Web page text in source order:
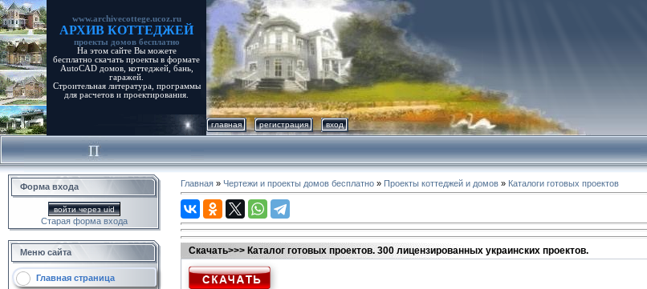
www.archivecottege.ucoz.ru
АРХИВ КОТТЕДЖЕЙ
проекты домов бесплатно
На этом сайте Вы можете
бесплатно скачать проекты в формате
AutoCAD домов, коттеджей, бань,
гаражей.
Строительная литература, программы
для расчетов и проектирования.
главная регистрация вход
Форма входа
войти через uid
Старая форма входа
Меню сайта
Главная страница
Главная » Чертежи и проекты домов бесплатно » Проекты коттеджей и домов » Каталоги готовых проектов
Скачать>>> Каталог готовых проектов. 300 лицензированных украинских проектов.